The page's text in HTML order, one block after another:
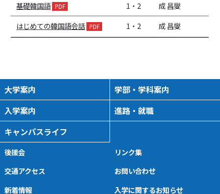
基礎韓国語
1・2
成 昌燮
はじめての韓国語会話
1・2 成 昌燮
大学案内
学部・学科案内
入学案内
進路・就職
キャンパスライフ
後援会
リンク集
交通アクセス
お問い合わせ
新着情報
入学に関するお知らせ